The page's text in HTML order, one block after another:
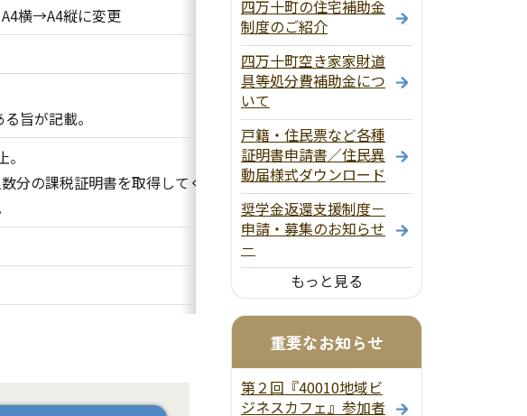
横→A4縦に変更
旨が記載。
分の課税証明書を取得してください。
四万十町の住宅補助金
制度のご紹介
四万十町空き家家財道
具等処分費補助金につ
いて
戸籍・住民票など各種
証明書申請書／住民異
動届様式ダウンロード
奨学金返還支援制度－
申請・募集のお知らせ
－
もっと見る
重要なお知らせ
第２回『40010地域ビ
ジネスカフェ』参加者